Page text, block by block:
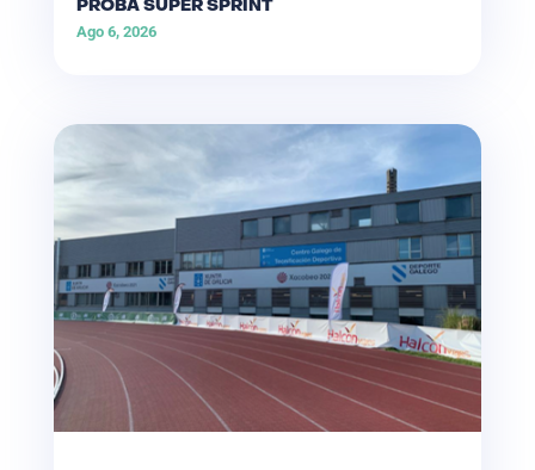
PROBA SUPER SPRINT
Ago 6, 2026